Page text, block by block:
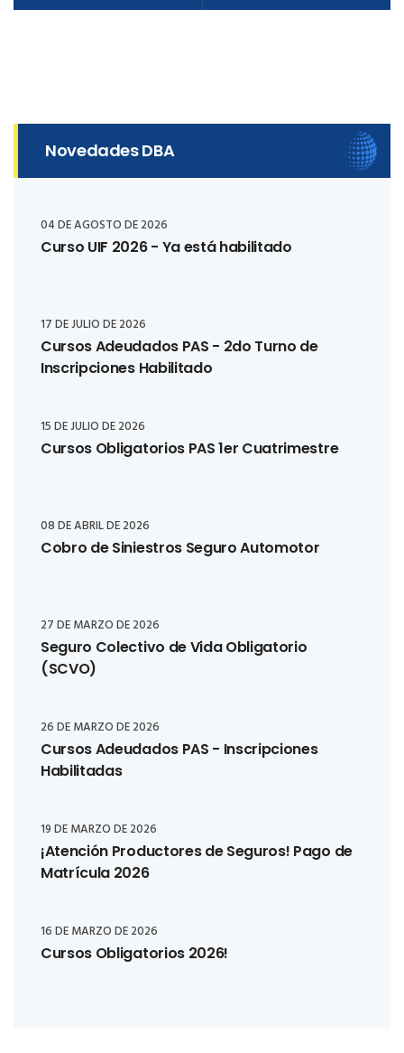
Novedades DBA
04 DE AGOSTO DE 2026
Curso UIF 2026 - Ya está habilitado
17 DE JULIO DE 2026
Cursos Adeudados PAS - 2do Turno de
Inscripciones Habilitado
15 DE JULIO DE 2026
Cursos Obligatorios PAS 1er Cuatrimestre
08 DE ABRIL DE 2026
Cobro de Siniestros Seguro Automotor
27 DE MARZO DE 2026
Seguro Colectivo de Vida Obligatorio
(SCVO)
26 DE MARZO DE 2026
Cursos Adeudados PAS - Inscripciones
Habilitadas
19 DE MARZO DE 2026
¡Atención Productores de Seguros! Pago de
Matrícula 2026
16 DE MARZO DE 2026
Cursos Obligatorios 2026!